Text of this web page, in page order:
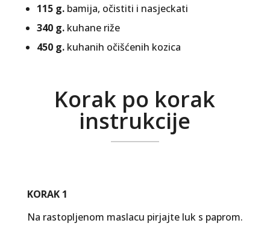
115 g.bamija, očistiti i nasjeckati
340 g.kuhane riže
450 g.kuhanih očišćenih kozica
Korak po korak
instrukcije
KORAK 1
Na rastopljenom maslacu pirjajte luk s paprom.